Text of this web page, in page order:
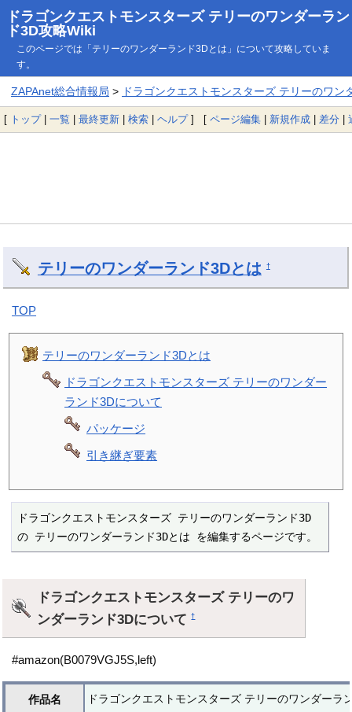
ドラゴンクエストモンスターズ テリーのワンダーラン
ド3D攻略Wiki
このページでは「テリーのワンダーランド3Dとは」について攻略していま
す。
ZAPAnet総合情報局 > ドラゴンクエストモンスターズ テリーのワン
[ トップ| 一覧 | 最終更新 | 検索 | ヘルプ] [ ページ編集 | 新規作成 | 差分 |
テリーのワンダーランド3Dとは †
TOP
テリーのワンダーランド3Dとは
ドラゴンクエストモンスターズ テリーのワンダー
ランド3Dについて
パッケージ
引き継ぎ要素
ドラゴンクエストモンスターズ テリーのワンダーランド3D
の テリーのワンダーランド3Dとは を編集するページです。
ドラゴンクエストモンスターズ テリーのワ
ンダーランド3Dについて†
#amazon(B0079VGJ5S,left)
作品名 ドラゴンクエストモンスターズ テリーのワンダーラ